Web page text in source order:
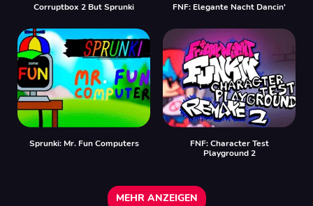
Corruptbox 2 But Sprunki FNF: Elegante Nacht Dancin'
Sprunki: Mr. Fun Computers
FNF: Character Test
Playground 2
MEHR ANZEIGEN